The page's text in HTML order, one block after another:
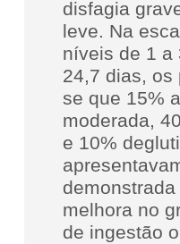
disfagia
leve. Na
níveis de 1 a
24,7 dias, os
se que 15%
moderada,
e 10%
melhora no
de ingestão